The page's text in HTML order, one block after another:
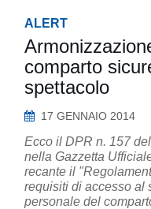
ALERT
comparto
spettacolo
17 GENNAIO 2014
Ecco il DPR n. 157
nella Gazzetta
recante il
requisiti di accesso al
personale del